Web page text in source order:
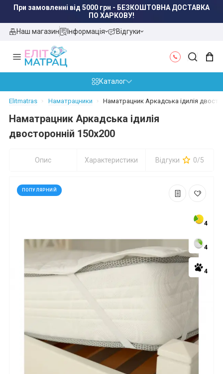
При замовленні від 5000 грн - БЕЗКОШТОВНА ДОСТАВКА
ПО ХАРКОВУ!
Наш магазин
Інформація Відгуки
Каталог
Elitmatras Наматрацники Наматрацник Аркадська ідилія
Наматрацник Аркадська ідилія
двосторонній 150x200
Опис Характеристики Відгуки 0/5
4
4
4
ПОПУЛЯРНИЙ